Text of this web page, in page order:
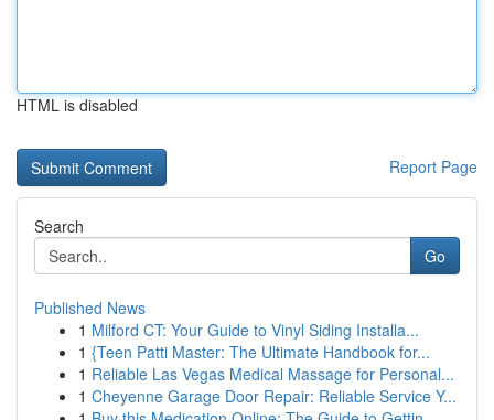
HTML is disabled
Report Page
Search
Go
Published News
1 Milford CT: Your Guide to Vinyl Siding Installa...
1 {Teen Patti Master: The Ultimate Handbook for...
1 Reliable Las Vegas Medical Massage for Personal...
1 Cheyenne Garage Door Repair: Reliable Service Y...